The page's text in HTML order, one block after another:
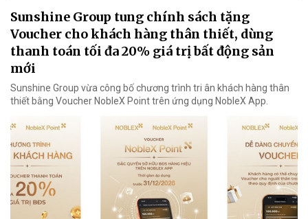
Sunshine Group tung chính sách tặng
Voucher cho khách hàng thân thiết, dùng
thanh toán tối đa 20% giá trị bất động sản
mới
Sunshine Group vừa công bố chương trình tri ân khách hàng thân
thiết bằng Voucher NobleX Point trên ứng dụng NobleX App.